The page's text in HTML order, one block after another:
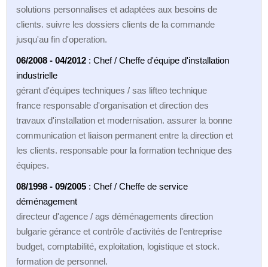
solutions personnalises et adaptées aux besoins de
clients. suivre les dossiers clients de la commande
jusqu'au fin d'operation.
06/2008 - 04/2012 : Chef / Cheffe d'équipe d'installation
industrielle
gérant d'équipes techniques / sas lifteo technique
france responsable d'organisation et direction des
travaux d'installation et modernisation. assurer la bonne
communication et liaison permanent entre la direction et
les clients. responsable pour la formation technique des
équipes.
08/1998 - 09/2005 : Chef / Cheffe de service
déménagement
directeur d'agence / ags déménagements direction
bulgarie gérance et contrôle d'activités de l'entreprise
budget, comptabilité, exploitation, logistique et stock.
formation de personnel.